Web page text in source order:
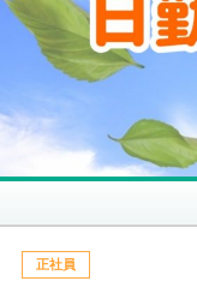
正社員